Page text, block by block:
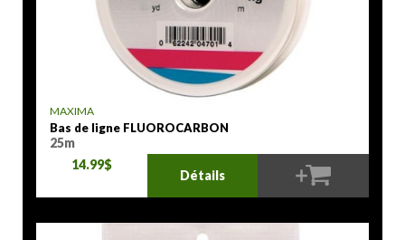
MAXIMA
Bas de ligne FLUOROCARBON
25m
14.99$
Détails